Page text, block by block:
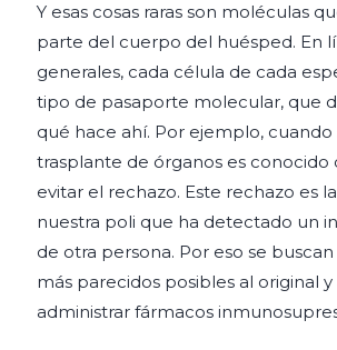
Y esas cosas raras son moléculas
parte del cuerpo del huésped. En
generales, cada célula de cada
tipo de pasaporte molecular, que
qué hace ahí. Por ejemplo, cuando
trasplante de órganos es conocido
evitar el rechazo. Este rechazo es
nuestra poli que ha detectado un
de otra persona. Por eso se
más parecidos posibles al original y
administrar fármacos